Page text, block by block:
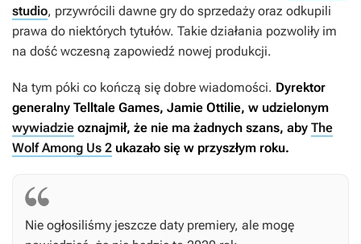
studio, przywrócili dawne gry do sprzedaży oraz odkupili
prawa do niektórych tytułów. Takie działania pozwoliły im
na dość wczesną zapowiedź nowej produkcji.
Na tym póki co kończą się dobre wiadomości. Dyrektor
generalny Telltale Games, Jamie Ottilie, w udzielonym
wywiadzie oznajmił, że nie ma żadnych szans, aby The
Wolf Among Us 2 ukazało się w przyszłym roku.
Nie ogłosiliśmy jeszcze daty premiery, ale mogę